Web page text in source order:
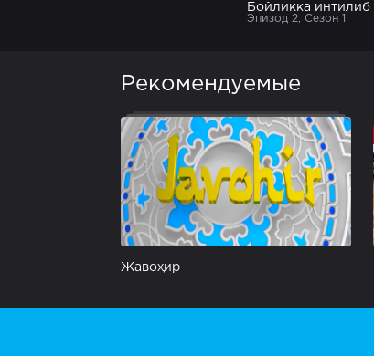
Бойликка интилиб
Эпизод 2, Сезон 1
Рекомендуемые
Жавоҳир